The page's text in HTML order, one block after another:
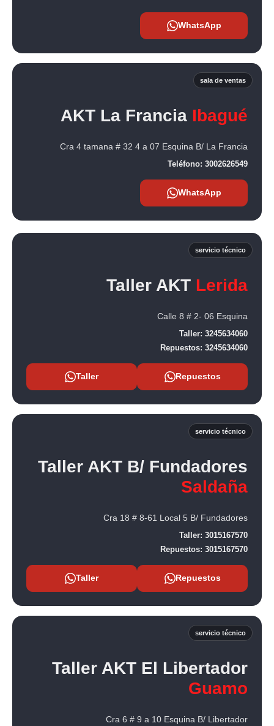
WhatsApp
sala de ventas
AKT La Francia Ibagué
Cra 4 tamana # 32 4 a 07 Esquina B/ La Francia
Teléfono: 3002626549
WhatsApp
servicio técnico
Taller AKT Lerida
Calle 8 # 2- 06 Esquina
Taller: 3245634060
Repuestos: 3245634060
Taller Repuestos
servicio técnico
Taller AKT B/ Fundadores
Saldaña
Cra 18 # 8-61 Local 5 B/ Fundadores
Taller: 3015167570
Repuestos: 3015167570
Taller Repuestos
servicio técnico
Taller AKT El Libertador
Guamo
Cra 6 # 9 a 10 Esquina B/ Libertador